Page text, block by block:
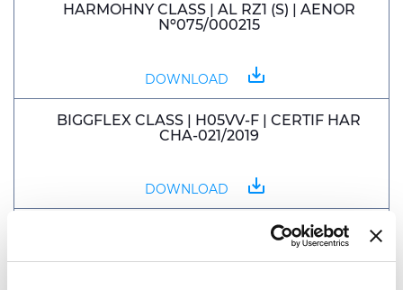
HARMOHNY CLASS | AL RZ1 (S) | AENOR
Nº075/000215
DOWNLOAD save_alt
BIGGFLEX CLASS | H05VV-F | CERTIF HAR
CHA-021/2019
DOWNLOAD save_alt
GENLIS-F CLASS | H07V-K | CERTIF HAR